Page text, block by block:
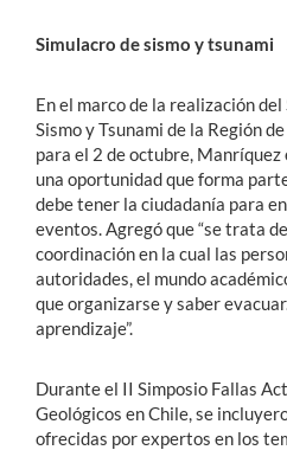
Simulacro de sismo y tsunami
En el marco de la realización
Sismo y Tsunami de la Región
para el 2 de octubre,
una oportunidad que forma
debe tener la ciudadanía para
eventos. Agregó que “se trata
coordinación en la cual las
autoridades, el mundo
que organizarse y saber
aprendizaje”.
Durante el II Simposio Fallas
Geológicos en Chile, se
ofrecidas por expertos en los